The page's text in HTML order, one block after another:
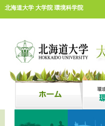
北海道大学 大学院 環境科学院